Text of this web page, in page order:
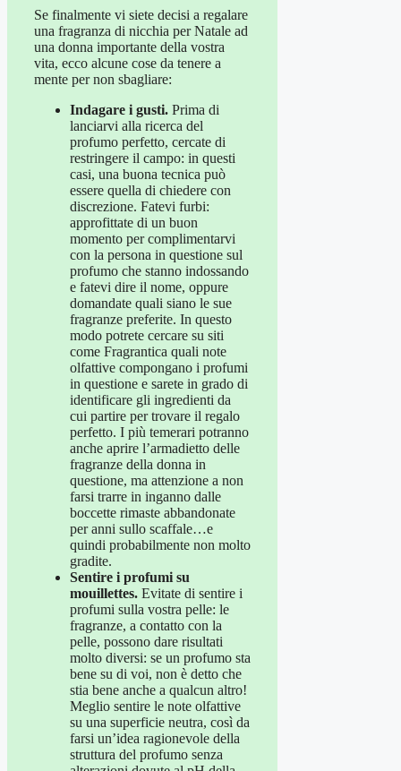
Se finalmente vi siete decisi a regalare
una fragranza di nicchia per Natale ad
una donna importante della vostra
vita, ecco alcune cose da tenere a
mente per non sbagliare:
Indagare i gusti. Prima di
lanciarvi alla ricerca del
profumo perfetto, cercate di
restringere il campo: in questi
casi, una buona tecnica può
essere quella di chiedere con
discrezione. Fatevi furbi:
approfittate di un buon
momento per complimentarvi
con la persona in questione sul
profumo che stanno indossando
e fatevi dire il nome, oppure
domandate quali siano le sue
fragranze preferite. In questo
modo potrete cercare su siti
come Fragrantica quali note
olfattive compongano i profumi
in questione e sarete in grado di
identificare gli ingredienti da
cui partire per trovare il regalo
perfetto. I più temerari potranno
anche aprire l’armadietto delle
fragranze della donna in
questione, ma attenzione a non
farsi trarre in inganno dalle
boccette rimaste abbandonate
per anni sullo scaffale…e
quindi probabilmente non molto
gradite.
Sentire i profumi su
mouillettes. Evitate di sentire i
profumi sulla vostra pelle: le
fragranze, a contatto con la
pelle, possono dare risultati
molto diversi: se un profumo sta
bene su di voi, non è detto che
stia bene anche a qualcun altro!
Meglio sentire le note olfattive
su una superficie neutra, così da
farsi un’idea ragionevole della
struttura del profumo senza